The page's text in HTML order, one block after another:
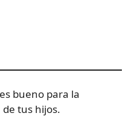
bueno para la
tus hijos.